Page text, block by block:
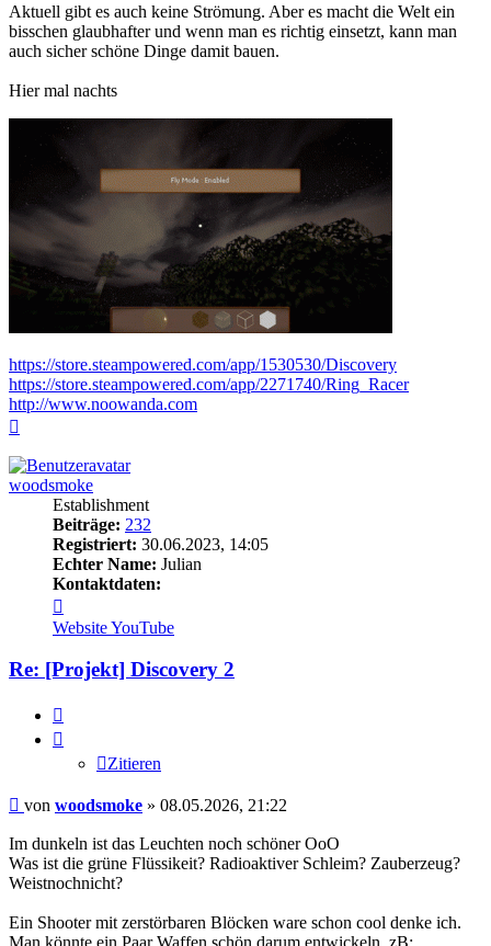
Aktuell gibt es auch keine Strömung. Aber es macht die Welt ein
bisschen glaubhafter und wenn man es richtig einsetzt, kann man
auch sicher schöne Dinge damit bauen.
Hier mal nachts
https://store.steampowered.com/app/1530530/Discovery
https://store.steampowered.com/app/2271740/Ring_Racer
http://www.noowanda.com
woodsmoke
Establishment
Beiträge: 232
Registriert: 30.06.2023, 14:05
Echter Name: Julian
Kontaktdaten:
von
woodsmoke
WebsiteYouTube
Re: [Projekt] Discovery 2
Zitieren
Beitrag
von woodsmoke » 08.05.2026, 21:22
Im dunkeln ist das Leuchten noch schöner OoO
Was ist die grüne Flüssikeit? Radioaktiver Schleim? Zauberzeug?
Weistnochnicht?
Ein Shooter mit zerstörbaren Blöcken ware schon cool denke ich.
Man könnte ein Paar Waffen schön darum entwickeln. zB: